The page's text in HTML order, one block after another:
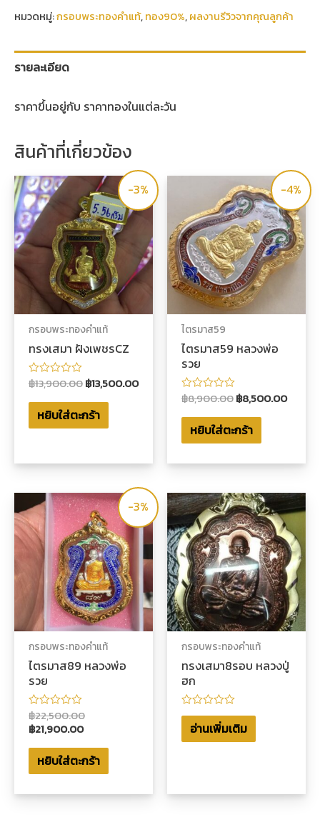
หมวดหมู่:กรอบพระทองคำแท้,ทอง90%,ผลงานรีวิวจากคุณลูกค้า
รายละเอียด
ราคาขึ้นอยู่กับ ราคาทองในแต่ละวัน
สินค้าที่เกี่ยวข้อง
-3%
กรอบพระทองคำแท้
ทรงเสมา ฝังเพชรCZ
ให้
0
ตั้งแต่
฿13,900.00฿13,500.00
หยิบใส่ตะกร้า
-4%
ไตรมาส59
ไตรมาส59 หลวงพ่อ
รวย
ให้
0
ตั้งแต่
฿8,900.00฿8,500.00
หยิบใส่ตะกร้า
-3%
กรอบพระทองคำแท้
ไตรมาส89 หลวงพ่อ
รวย
ให้
คะแนน
0
คะแนน
฿22,500.00
฿21,900.00
หยิบใส่ตะกร้า
กรอบพระทองคำแท้
ทรงเสมา8รอบ หลวงปู่
ฮก
ให้
คะแนน
ตั้งแต่
อ่านเพิ่มเติม